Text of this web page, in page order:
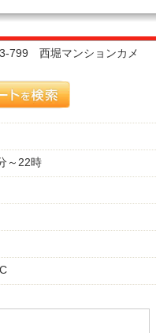
799 西堀マンションカメ
～22時